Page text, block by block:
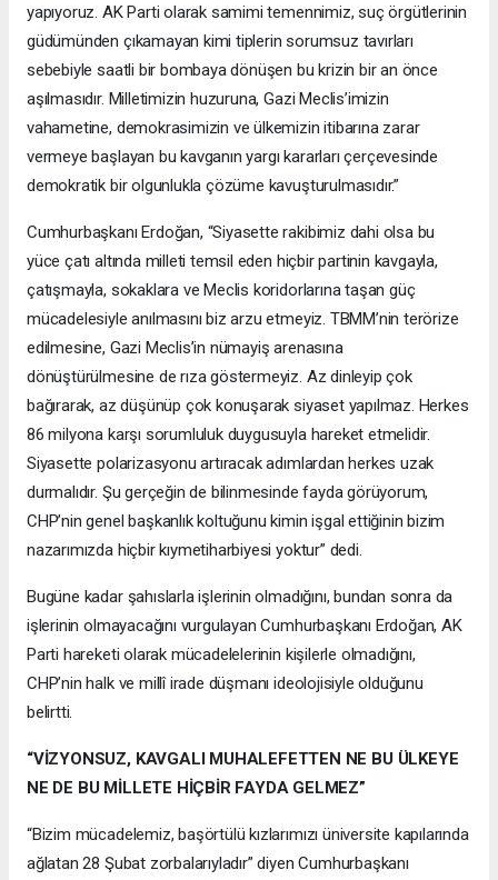
yapıyoruz. AK Parti olarak samimi temennimiz, suç örgütlerinin
güdümünden çıkamayan kimi tiplerin sorumsuz tavırları
sebebiyle saatli bir bombaya dönüşen bu krizin bir an önce
aşılmasıdır. Milletimizin huzuruna, Gazi Meclis’imizin
vahametine, demokrasimizin ve ülkemizin itibarına zarar
vermeye başlayan bu kavganın yargı kararları çerçevesinde
demokratik bir olgunlukla çözüme kavuşturulmasıdır.”
Cumhurbaşkanı Erdoğan, “Siyasette rakibimiz dahi olsa bu
yüce çatı altında milleti temsil eden hiçbir partinin kavgayla,
çatışmayla, sokaklara ve Meclis koridorlarına taşan güç
mücadelesiyle anılmasını biz arzu etmeyiz. TBMM’nin terörize
edilmesine, Gazi Meclis’in nümayiş arenasına
dönüştürülmesine de rıza göstermeyiz. Az dinleyip çok
bağırarak, az düşünüp çok konuşarak siyaset yapılmaz. Herkes
86 milyona karşı sorumluluk duygusuyla hareket etmelidir.
Siyasette polarizasyonu artıracak adımlardan herkes uzak
durmalıdır. Şu gerçeğin de bilinmesinde fayda görüyorum,
CHP’nin genel başkanlık koltuğunu kimin işgal ettiğinin bizim
nazarımızda hiçbir kıymetiharbiyesi yoktur” dedi.
Bugüne kadar şahıslarla işlerinin olmadığını, bundan sonra da
işlerinin olmayacağını vurgulayan Cumhurbaşkanı Erdoğan, AK
Parti hareketi olarak mücadelelerinin kişilerle olmadığını,
CHP’nin halk ve millî irade düşmanı ideolojisiyle olduğunu
belirtti.
“VİZYONSUZ, KAVGALI MUHALEFETTEN NE BU ÜLKEYE
NE DE BU MİLLETE HİÇBİR FAYDA GELMEZ”
“Bizim mücadelemiz, başörtülü kızlarımızı üniversite kapılarında
ağlatan 28 Şubat zorbalarıyladır” diyen Cumhurbaşkanı